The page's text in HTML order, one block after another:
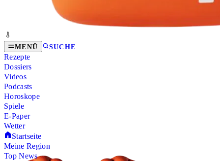
MENÜ SUCHE
Rezepte
Dossiers
Videos
Podcasts
Horoskope
Spiele
E-Paper
Wetter
Startseite
Meine Region
Top News